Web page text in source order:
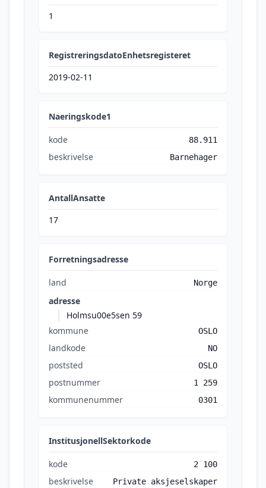
1
RegistreringsdatoEnhetsregisteret
2019-02-11
Naeringskode1
kode 88.911
beskrivelse Barnehager
AntallAnsatte
17
Forretningsadresse
land Norge
adresse
Holmsu00e5sen 59
kommune
OSLO
landkode NO
poststed OSLO
postnummer 1 259
kommunenummer 0301
InstitusjonellSektorkode
kode 2 100
beskrivelse
Private aksjeselskaper